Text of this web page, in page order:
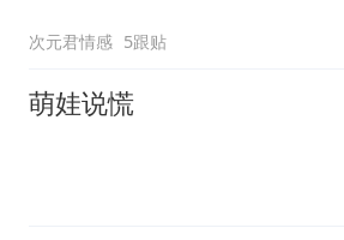
子才跟你换！
次元君情感 5跟贴
萌娃说慌